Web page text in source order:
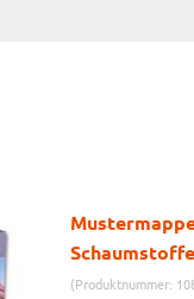
(Produktnummer: